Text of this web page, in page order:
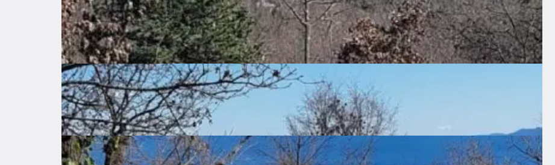
Bregi
Primorsko-goranska županija
159.999 €
Description
Na prodaju je atraktivno građevinsko zemljište površine 1.945 m², smješteno u mirnom dijelu Veprinca,
svega nekoliko minuta vožnje od Opatije. Parcela se nalazi uz pristupnu cestu i ima prekrasan panoramski
pogled na Kvarnerski zaljev i otoke. Prodajem ili tražim investitora.
Vlasnik
Show more